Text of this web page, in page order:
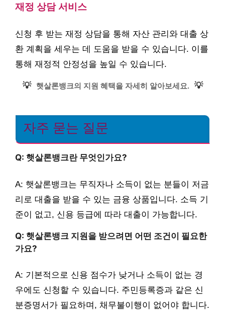
재정 상담 서비스
신청 후 받는 재정 상담을 통해 자산 관리와 대출 상
환 계획을 세우는 데 도움을 받을 수 있습니다. 이를
통해 재정적 안정성을 높일 수 있습니다.
💡 햇살론뱅크의 지원 혜택을 자세히 알아보세요. 💡
자주 묻는 질문
Q: 햇살론뱅크란 무엇인가요?
A: 햇살론뱅크는 무직자나 소득이 없는 분들이 저금
리로 대출을 받을 수 있는 금융 상품입니다. 소득 기
준이 없고, 신용 등급에 따라 대출이 가능합니다.
Q: 햇살론뱅크 지원을 받으려면 어떤 조건이 필요한
가요?
A: 기본적으로 신용 점수가 낮거나 소득이 없는 경
우에도 신청할 수 있습니다. 주민등록증과 같은 신
분증명서가 필요하며, 채무불이행이 없어야 합니다.